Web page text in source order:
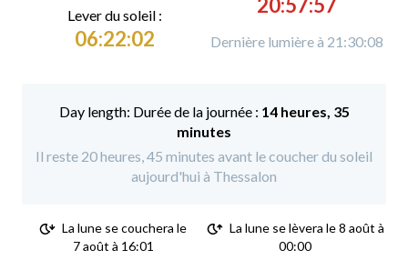
Lever du soleil :
06:22:02
20:57:57
Dernière lumière à 21:30:08
Durée de la journée : 14 heures, 35
minutes
Il reste 20 heures, 45 minutes avant le coucher du soleil
aujourd'hui à Thessalon
La lune se couchera le
7 août à 16:01
La lune se lèvera le 8 août à
00:00